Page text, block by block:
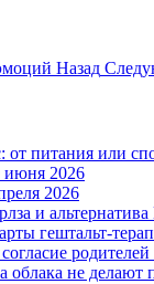
Назад
от питания или
июня 2026
2026
и альтернатива
гештальт-
облака не делают